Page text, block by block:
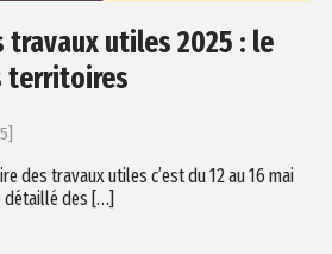
travaux utiles 2025 : le
territoires
des travaux utiles c’est du 12 au 16 mai
détaillé des […]